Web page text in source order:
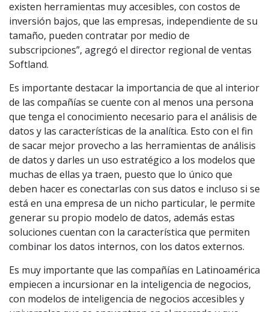
existen herramientas muy accesibles, con costos de
inversión bajos, que las empresas, independiente de su
tamaño, pueden contratar por medio de
subscripciones”, agregó el director regional de ventas
Softland.
Es importante destacar la importancia de que al interior
de las compañías se cuente con al menos una persona
que tenga el conocimiento necesario para el análisis de
datos y las características de la analítica. Esto con el fin
de sacar mejor provecho a las herramientas de análisis
de datos y darles un uso estratégico a los modelos que
muchas de ellas ya traen, puesto que lo único que
deben hacer es conectarlas con sus datos e incluso si se
está en una empresa de un nicho particular, le permite
generar su propio modelo de datos, además estas
soluciones cuentan con la característica que permiten
combinar los datos internos, con los datos externos.
Es muy importante que las compañías en Latinoamérica
empiecen a incursionar en la inteligencia de negocios,
con modelos de inteligencia de negocios accesibles y